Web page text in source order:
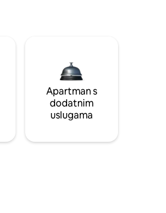
Apartman s
dodatnim
uslugama